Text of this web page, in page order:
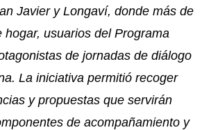
Javier y Longaví, donde más de
hogar, usuarios del Programa
de jornadas de diálogo
La iniciativa permitió recoger
y propuestas que servirán
de acompañamiento y